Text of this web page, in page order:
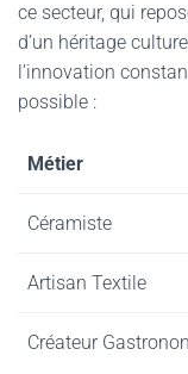
ce secteur, qui
d’un héritage
l’innovation
possible :
Métier
Céramiste
Artisan Textile
Créateur